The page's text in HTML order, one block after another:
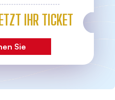
IHR TICKET
Sie